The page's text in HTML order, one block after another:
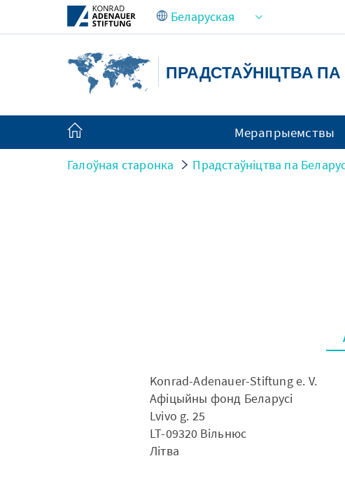
Skip to Main Content
ПРАДСТАЎНІЦТВА ПА
Мерапрыемствы
Галоўная старонка Прадстаўніцтва па
Konrad-Adenauer-Stiftung e. V.
Афіцыйны фонд Беларусі
Lvivo g. 25
LT-09320 Вiльнюс
Лiтва